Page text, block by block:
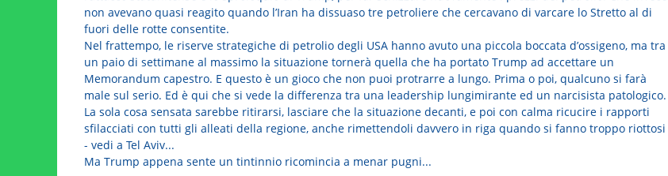
non avevano quasi reagito quando l’Iran ha dissuaso tre petroliere che cercavano di varcare lo Stretto al di
fuori delle rotte consentite.
Nel frattempo, le riserve strategiche di petrolio degli USA hanno avuto una piccola boccata d’ossigeno, ma tra
un paio di settimane al massimo la situazione tornerà quella che ha portato Trump ad accettare un
Memorandum capestro. E questo è un gioco che non puoi protrarre a lungo. Prima o poi, qualcuno si farà
male sul serio. Ed è qui che si vede la differenza tra una leadership lungimirante ed un narcisista patologico.
La sola cosa sensata sarebbe ritirarsi, lasciare che la situazione decanti, e poi con calma ricucire i rapporti
sfilacciati con tutti gli alleati della regione, anche rimettendoli davvero in riga quando si fanno troppo riottosi
- vedi a Tel Aviv...
Ma Trump appena sente un tintinnio ricomincia a menar pugni...